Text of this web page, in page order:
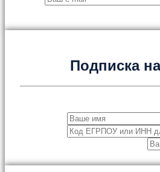
Подписка